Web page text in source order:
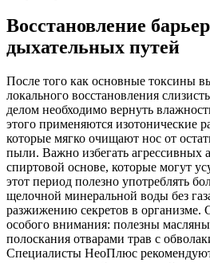
Восстановление
дыхательных путей
После того как основные токсины
локального восстановления
делом необходимо вернуть
этого применяются изотонические
которые мягко очищают нос от
пыли. Важно избегать агрессивных
спиртовой основе, которые могут
этот период полезно употреблять
щелочной минеральной воды без
разжижению секретов в организме.
особого внимания: полезны
полоскания отварами трав с
Специалисты НеоПлюс